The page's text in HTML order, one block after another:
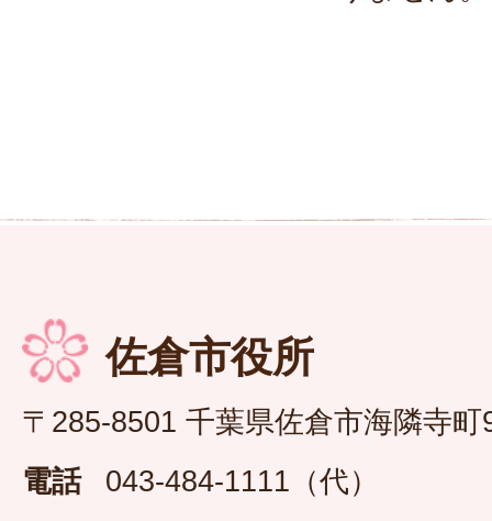
佐倉市役所
〒285-8501 千葉県佐倉市海隣寺町
電話
043-484-1111（代）